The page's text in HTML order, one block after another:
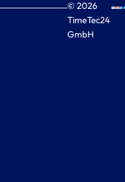
© 2026
TimeTec24
GmbH